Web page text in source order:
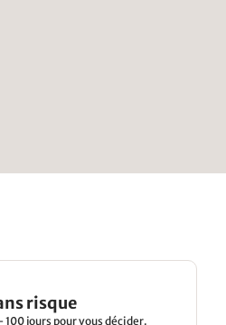
risque
jours pour vous décider.